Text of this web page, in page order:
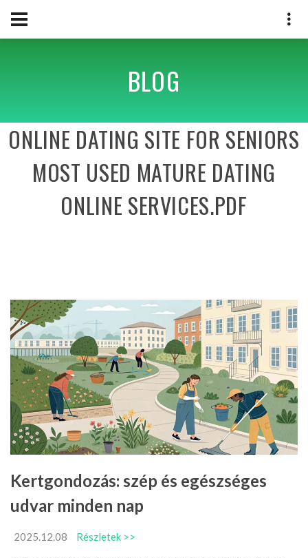
BLOG
ONLINE DATING SITE FOR SENIORS
MOST USED MATURE DATING
ONLINE SERVICES.PDF
Kertgondozás: szép és egészséges
udvar minden nap
2025.12.08
Részletek >>